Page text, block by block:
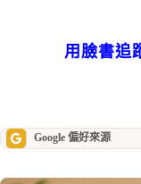
用臉書追
Google 偏好來源